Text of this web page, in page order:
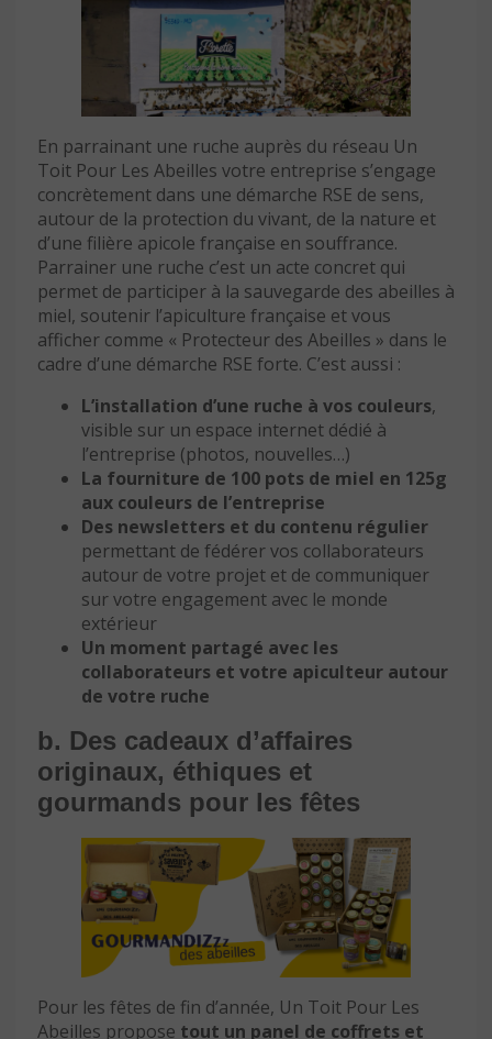
En parrainant une ruche auprès du réseau Un
Toit Pour Les Abeilles votre entreprise s’engage
concrètement dans une démarche RSE de sens,
autour de la protection du vivant, de la nature et
d’une filière apicole française en souffrance.
Parrainer une ruche c’est un acte concret qui
permet de participer à la sauvegarde des abeilles à
miel, soutenir l’apiculture française et vous
afficher comme « Protecteur des Abeilles » dans le
cadre d’une démarche RSE forte. C’est aussi :
L’installation d’une ruche à vos couleurs,
visible sur un espace internet dédié à
l’entreprise (photos, nouvelles…)
La fourniture de 100 pots de miel en 125g
aux couleurs de l’entreprise
Des newsletters et du contenu régulier
permettant de fédérer vos collaborateurs
autour de votre projet et de communiquer
sur votre engagement avec le monde
extérieur
Un moment partagé avec les
collaborateurs et votre apiculteur autour
de votre ruche
b. Des cadeaux d’affaires
originaux, éthiques et
gourmands pour les fêtes
Pour les fêtes de fin d’année, Un Toit Pour Les
Abeilles propose tout un panel de coffrets et